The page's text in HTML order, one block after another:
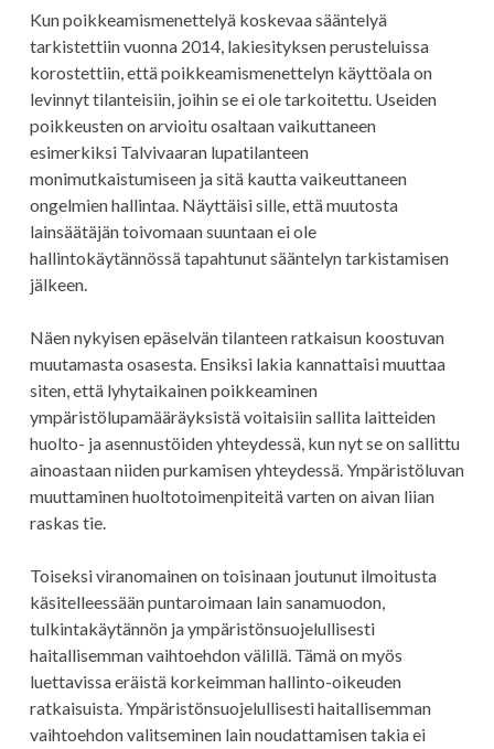
Kun poikkeamismenettelyä koskevaa sääntelyä
tarkistettiin vuonna 2014, lakiesityksen perusteluissa
korostettiin, että poikkeamismenettelyn käyttöala on
levinnyt tilanteisiin, joihin se ei ole tarkoitettu. Useiden
poikkeusten on arvioitu osaltaan vaikuttaneen
esimerkiksi Talvivaaran lupatilanteen
monimutkaistumiseen ja sitä kautta vaikeuttaneen
ongelmien hallintaa. Näyttäisi sille, että muutosta
lainsäätäjän toivomaan suuntaan ei ole
hallintokäytännössä tapahtunut sääntelyn tarkistamisen
jälkeen.
Näen nykyisen epäselvän tilanteen ratkaisun koostuvan
muutamasta osasesta. Ensiksi lakia kannattaisi muuttaa
siten, että lyhytaikainen poikkeaminen
ympäristölupamääräyksistä voitaisiin sallita laitteiden
huolto- ja asennustöiden yhteydessä, kun nyt se on sallittu
ainoastaan niiden purkamisen yhteydessä. Ympäristöluvan
muuttaminen huoltotoimenpiteitä varten on aivan liian
raskas tie.
Toiseksi viranomainen on toisinaan joutunut ilmoitusta
käsitelleessään puntaroimaan lain sanamuodon,
tulkintakäytännön ja ympäristönsuojelullisesti
haitallisemman vaihtoehdon välillä. Tämä on myös
luettavissa eräistä korkeimman hallinto-oikeuden
ratkaisuista. Ympäristönsuojelullisesti haitallisemman
vaihtoehdon valitseminen lain noudattamisen takia ei